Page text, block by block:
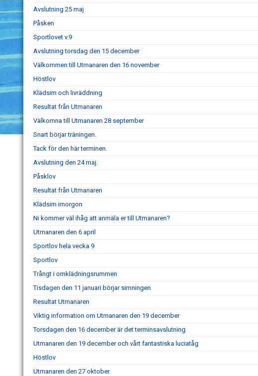
Avslutning 25 maj
Påsken
Sportlovet v.9
Avslutning torsdag den 15 december
Välkommen till Utmanaren den 16 november
Höstlov
Klädsim och livräddning
Resultat från Utmanaren
Välkomna till Utmanaren 28 september
Snart börjar träningen.
Tack för den här terminen.
Avslutning den 24 maj.
Påsklov
Resultat från Utmanaren
Klädsim imorgon
Ni kommer väl ihåg att anmäla er till Utmanaren?
Utmanaren den 6 april
Sportlov hela vecka 9
Sportlov
Trångt i omklädningsrummen
Tisdagen den 11 januari börjar simningen
Resultat Utmanaren
Viktig information om Utmanaren den 19 december
Torsdagen den 16 december är det terminsavslutning
Utmanaren den 19 december och vårt fantastiska luciatåg
Höstlov
Utmanaren den 27 oktober